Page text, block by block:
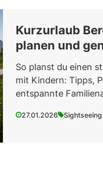
Kurzurlaub
planen und
So planst du einen
mit Kindern: Tipps,
entspannte
27.01.2026 Sightseeing